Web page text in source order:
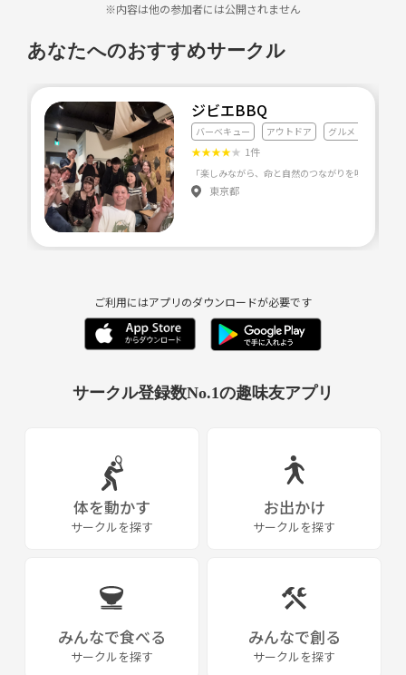
※内容は他の参加者には公開されません
あなたへのおすすめサークル
ジビエBBQ
バーベキュー アウトドア グルメ・料理全般
★★★★★ 1件
東京都
ご利用にはアプリのダウンロードが必要です
サークル登録数No.1の趣味友アプリ
体を動かす
サークルを探す
お出かけ
サークルを探す
みんなで食べる
サークルを探す
みんなで創る
サークルを探す